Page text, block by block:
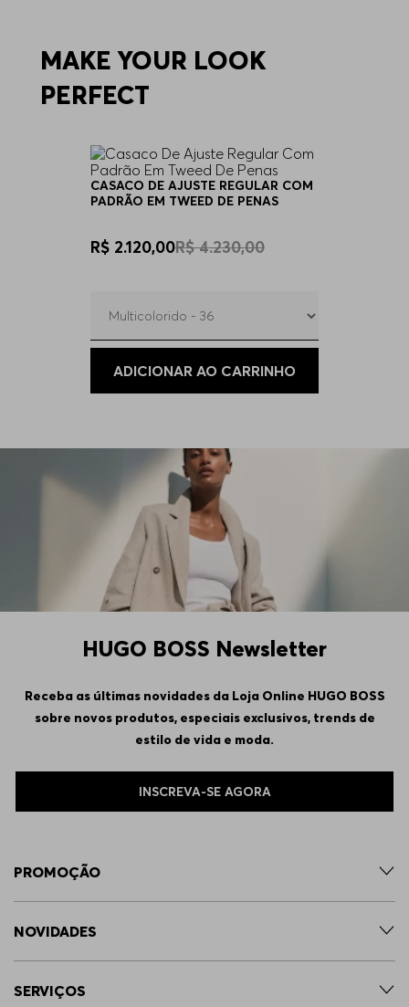
46MAKE YOUR LOOK
PERFECT
CASACO DE AJUSTE REGULAR COM
PADRÃO EM TWEED DE PENAS
R$ 4.230,00
R$ 2.120,00
ADICIONAR AO CARRINHO
HUGO BOSS Newsletter
Receba as últimas novidades da Loja Online HUGO BOSS
sobre novos produtos, especiais exclusivos, trends de
estilo de vida e moda.
INSCREVA-SE AGORA
PROMOÇÃO
NOVIDADES
SERVIÇOS